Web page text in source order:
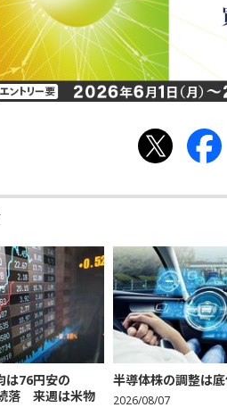
は76円安の
落 来週は米物
半導体株の調整は
2026/08/07